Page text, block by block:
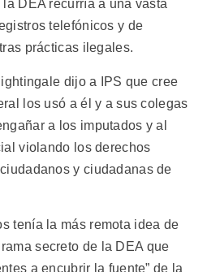
DEA recurría a una vasta
telefónicos y de
prácticas ilegales.
dijo a IPS que cree
los usó a él y a sus colegas
a los imputados y al
violando los derechos
y ciudadanas de
tenía la más remota idea de
secreto de la DEA que
a encubrir la fuente” de la